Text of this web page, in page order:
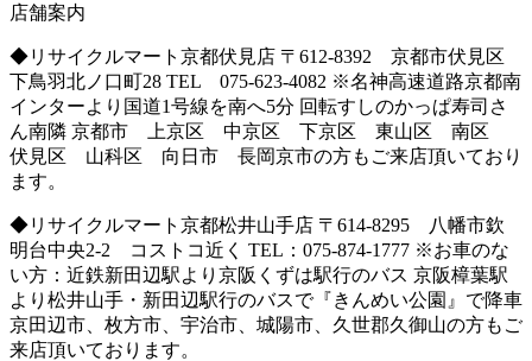
店舗案内
◆リサイクルマート京都伏見店 〒612-8392 京都市伏見区
下鳥羽北ノ口町28 TEL 075-623-4082 ※名神高速道路京都南
インターより国道1号線を南へ5分 回転すしのかっぱ寿司さ
ん南隣 京都市 上京区 中京区 下京区 東山区 南区
伏見区 山科区 向日市 長岡京市の方もご来店頂いており
ます。
◆リサイクルマート京都松井山手店 〒614-8295 八幡市欽
明台中央2-2 コストコ近く TEL：075-874-1777 ※お車のな
い方：近鉄新田辺駅より京阪くずは駅行のバス 京阪樟葉駅
より松井山手・新田辺駅行のバスで『きんめい公園』で降車
京田辺市、枚方市、宇治市、城陽市、久世郡久御山の方もご
来店頂いております。